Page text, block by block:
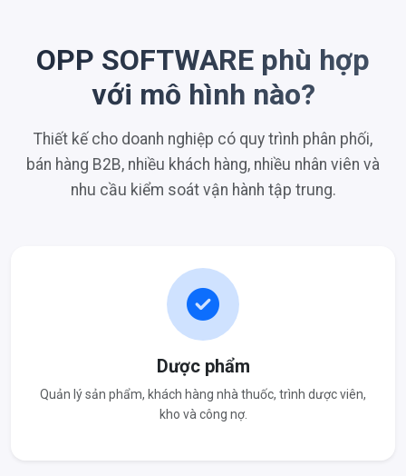
OPP SOFTWARE phù hợp
với mô hình nào?
Thiết kế cho doanh nghiệp có quy trình phân phối,
bán hàng B2B, nhiều khách hàng, nhiều nhân viên và
nhu cầu kiểm soát vận hành tập trung.
Dược phẩm
Quản lý sản phẩm, khách hàng nhà thuốc, trình dược viên,
kho và công nợ.